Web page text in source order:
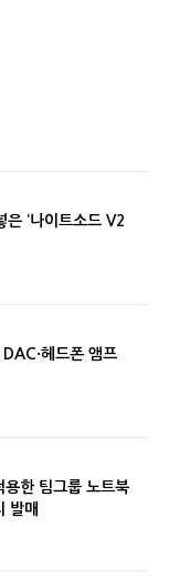
‘나이트소드 V2
헤드폰 앰프
용한 팀그룹 노트북
발매